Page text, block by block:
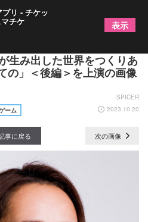
崎山つばさらが出演
生み出した世界をつくりあ
の」＜後編＞を上演の画像
SPICER
ーム 2023.10.20
事に戻る 次の画像
リ - チケッ
チケ 表示